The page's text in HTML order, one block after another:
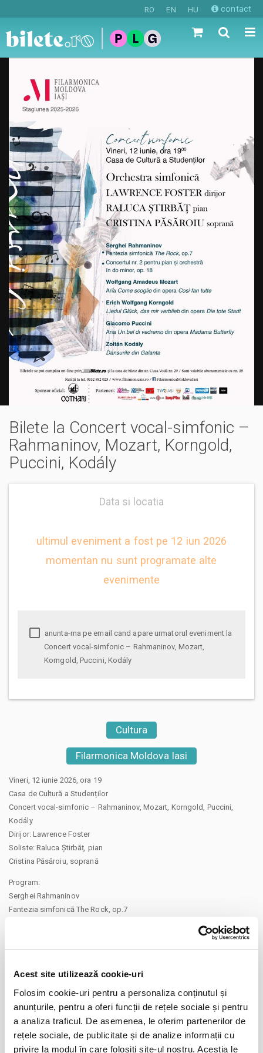
Acest site utilizează cookie-uri
Folosim cookie-uri pentru a personaliza conținutul și
anunțurile, pentru a oferi funcții de rețele sociale și pentru
a analiza traficul. De asemenea, le oferim partenerilor de
rețele sociale, de publicitate și de analize informații cu
privire la modul în care folosiți site-ul nostru. Aceștia le
RO EN HU contact
Bilete la Concert vocal-simfonic –
Rahmaninov, Mozart, Korngold,
Puccini, Kodály
Data si locatia
ultimul eveniment a fost pe 12 iun 2026
momentan nu sunt programate alte
evenimente
Concert vocal-simfonic – Rahmaninov, Mozart,
Korngold, Puccini, Kodály
Cultura
Filarmonica Moldova Iasi
Vineri, 12 iunie 2026, ora 19
Casa de Cultură a Studenților
Concert vocal-simfonic – Rahmaninov, Mozart, Korngold, Puccini,
Kodály
Dirijor: Lawrence Foster
Soliste: Raluca Știrbăț, pian
Cristina Păsăroiu, soprană
Program:
Serghei Rahmaninov
Fantezia simfonică The Rock, op.7
Erich Wolfgang Korngold
Liedul Glück, das mir verblieb din opera Die tote Stadt
Giaccomo Puccini
Aria Un bel di vedremo din opera Madama Butterfly
Zoltán Kodály
CONTINUARE
Distribuie aceasta pagina